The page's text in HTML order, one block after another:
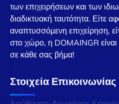
των επιχειρήσεων και των
διαδικτυακή ταυτότητα. Είτε
αναπτυσσόμενη επιχείρηση,
στο χώρο, η DOMAINGR είναι
σε κάθε σας βήμα!
Στοιχεία Επικοινωνίας